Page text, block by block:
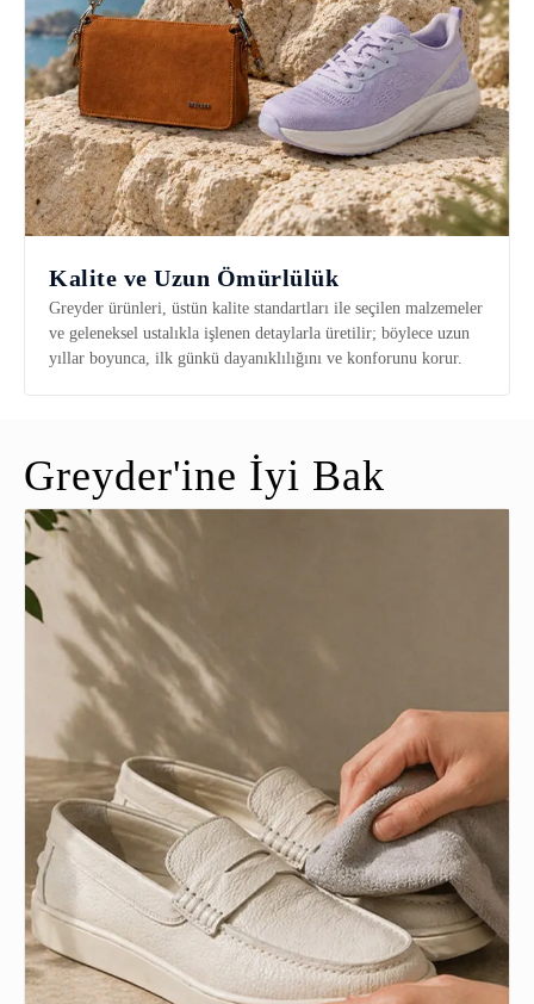
Kalite ve Uzun Ömürlülük
Greyder ürünleri, üstün kalite standartları ile seçilen malzemeler
ve geleneksel ustalıkla işlenen detaylarla üretilir; böylece uzun
yıllar boyunca, ilk günkü dayanıklılığını ve konforunu korur.
Greyder'ine İyi Bak